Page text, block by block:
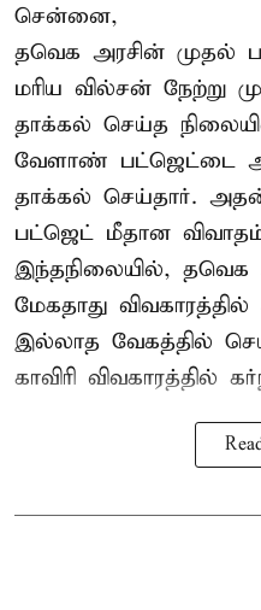
சென்னை,
தவெக அரசின் முதல்
மரிய வில்சன் நேற்று
தாக்கல் செய்த
வேளாண் பட்ஜெட்டை
தாக்கல் செய்தார்.
பட்ஜெட் மீதான விவாதம்
இந்தநிலையில், தவெக
மேகதாது
இல்லாத வேகத்தில்
காவிரி விவகாரத்தில்